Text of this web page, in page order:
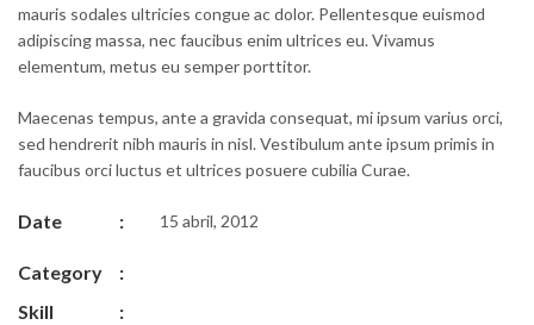
mauris sodales ultricies congue ac dolor. Pellentesque euismod
adipiscing massa, nec faucibus enim ultrices eu. Vivamus
elementum, metus eu semper porttitor.
Maecenas tempus, ante a gravida consequat, mi ipsum varius orci,
sed hendrerit nibh mauris in nisl. Vestibulum ante ipsum primis in
faucibus orci luctus et ultrices posuere cubilia Curae.
Date : 15 abril, 2012
Category
:
Skill
: